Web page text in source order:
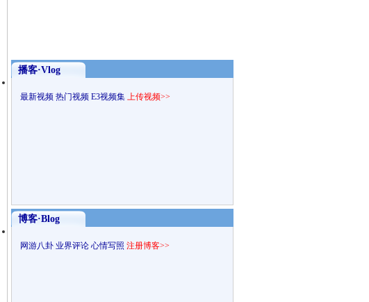
播客·Vlog
最新视频 热门视频 E3视频集 上传视频>>
博客·Blog
网游八卦 业界评论 心情写照 注册博客>>